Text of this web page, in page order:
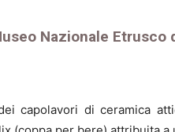
Nazionale Etrusco
capolavori di ceramica